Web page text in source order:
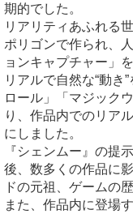
期的でした。
リアリティあふれる
ポリゴンで作られ、
ョンキャプチャー」
リアルで自然な“動き
ロール」「マジック
り、作品内でのリア
にしました。
『シェンムー』の提
後、数多くの作品に
ドの元祖、ゲームの
また、作品内に登場